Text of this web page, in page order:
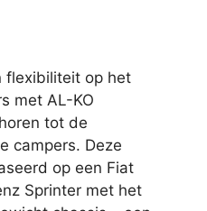
flexibiliteit op het
met AL-KO
tot de
campers. Deze
op een Fiat
Sprinter met het